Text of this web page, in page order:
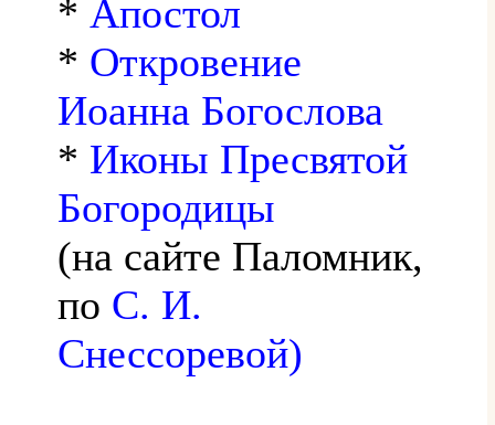
* Апостол
* Откровение
Иоанна Богослова
* Иконы Пресвятой
Богородицы
(на сайте Паломник,
по С. И.
Снессоревой)